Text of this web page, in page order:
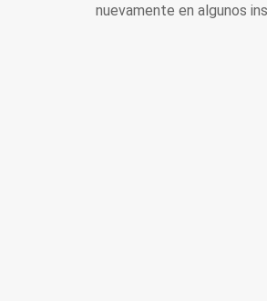
nuevamente en algunos